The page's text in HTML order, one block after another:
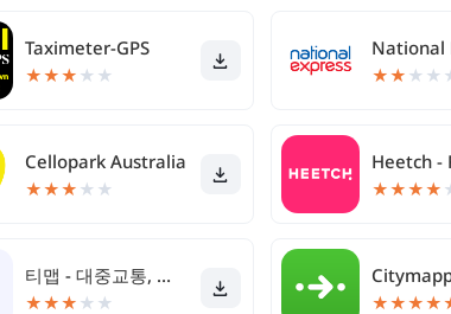
Taximeter-GPS
★★★ ★ ★ ★★ ★ ★
Cellopark Australia
★★★ ★ ★ ★★★★
티맵 - 대중교통, 대리운전, 주차, 렌터카, 공항버스
★★★ ★ ★ ★★★★